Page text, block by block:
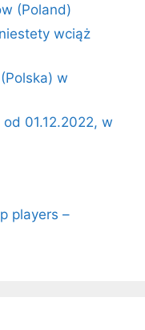
(Poland)
wciąż
w
01.12.2022, w
players –